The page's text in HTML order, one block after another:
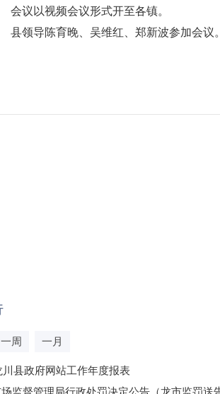
议以视频会议形式开至各镇。
领导陈育晚、吴维红、郑新波参加会议
一周 一月
川县政府网站工作年度报表